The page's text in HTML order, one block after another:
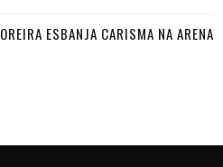
ESBANJA CARISMA NA ARENA